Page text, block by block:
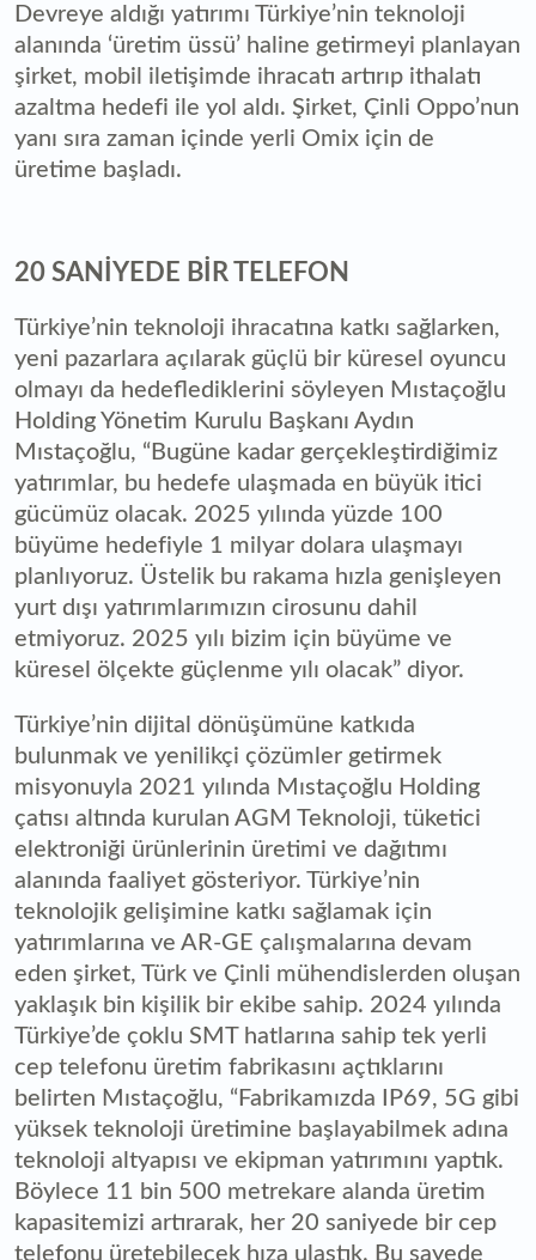
Devreye aldığı yatırımı Türkiye’nin teknoloji
alanında ‘üretim üssü’ haline getirmeyi planlayan
şirket, mobil iletişimde ihracatı artırıp ithalatı
azaltma hedefi ile yol aldı. Şirket, Çinli Oppo’nun
yanı sıra zaman içinde yerli Omix için de
üretime başladı.
20 SANİYEDE BİR TELEFON
Türkiye’nin teknoloji ihracatına katkı sağlarken,
yeni pazarlara açılarak güçlü bir küresel oyuncu
olmayı da hedeflediklerini söyleyen Mıstaçoğlu
Holding Yönetim Kurulu Başkanı Aydın
Mıstaçoğlu, “Bugüne kadar gerçekleştirdiğimiz
yatırımlar, bu hedefe ulaşmada en büyük itici
gücümüz olacak. 2025 yılında yüzde 100
büyüme hedefiyle 1 milyar dolara ulaşmayı
planlıyoruz. Üstelik bu rakama hızla genişleyen
yurt dışı yatırımlarımızın cirosunu dahil
etmiyoruz. 2025 yılı bizim için büyüme ve
küresel ölçekte güçlenme yılı olacak” diyor.
Türkiye’nin dijital dönüşümüne katkıda
bulunmak ve yenilikçi çözümler getirmek
misyonuyla 2021 yılında Mıstaçoğlu Holding
çatısı altında kurulan AGM Teknoloji, tüketici
elektroniği ürünlerinin üretimi ve dağıtımı
alanında faaliyet gösteriyor. Türkiye’nin
teknolojik gelişimine katkı sağlamak için
yatırımlarına ve AR-GE çalışmalarına devam
eden şirket, Türk ve Çinli mühendislerden oluşan
yaklaşık bin kişilik bir ekibe sahip. 2024 yılında
Türkiye’de çoklu SMT hatlarına sahip tek yerli
cep telefonu üretim fabrikasını açtıklarını
belirten Mıstaçoğlu, “Fabrikamızda IP69, 5G gibi
yüksek teknoloji üretimine başlayabilmek adına
teknoloji altyapısı ve ekipman yatırımını yaptık.
Böylece 11 bin 500 metrekare alanda üretim
kapasitemizi artırarak, her 20 saniyede bir cep
telefonu üretebilecek hıza ulaştık. Bu sayede